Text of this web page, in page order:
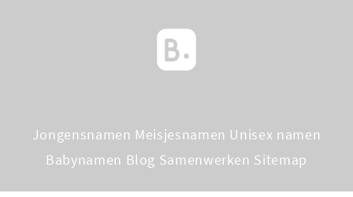
Jongensnamen Meisjesnamen Unisex namen
Babynamen Blog Samenwerken Sitemap